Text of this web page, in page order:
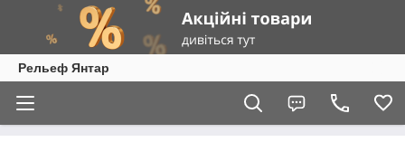
Рельеф Янтар